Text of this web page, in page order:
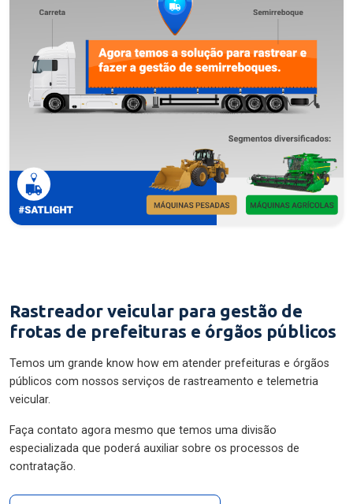
Rastreador veicular para gestão de
frotas de prefeituras e órgãos públicos
Temos um grande know how em atender prefeituras e órgãos
públicos com nossos serviços de rastreamento e telemetria
veicular.
Faça contato agora mesmo que temos uma divisão
especializada que poderá auxiliar sobre os processos de
contratação.